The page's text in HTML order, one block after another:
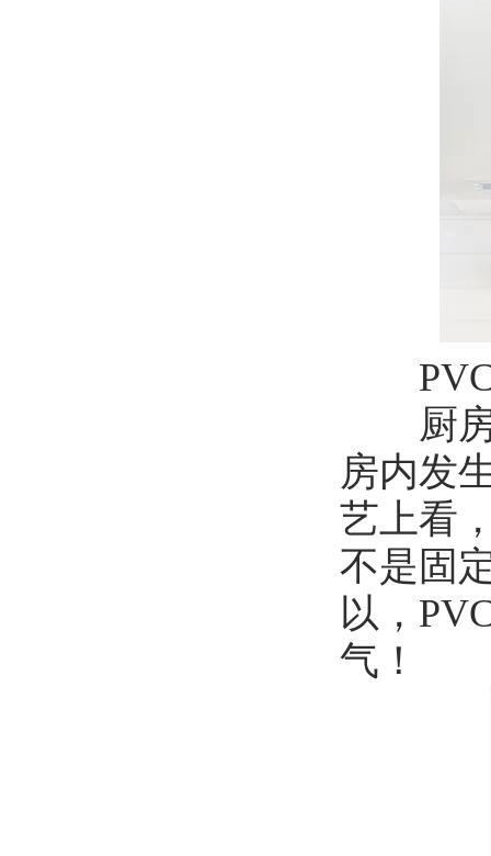
PVC
厨房
房内发
艺上看
不是固
以，
气！